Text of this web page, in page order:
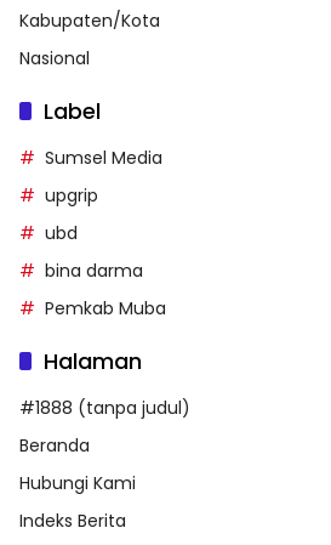
Kabupaten/Kota
Nasional
Label
Sumsel Media
upgrip
ubd
bina darma
Pemkab Muba
Halaman
#1888 (tanpa judul)
Beranda
Hubungi Kami
Indeks Berita